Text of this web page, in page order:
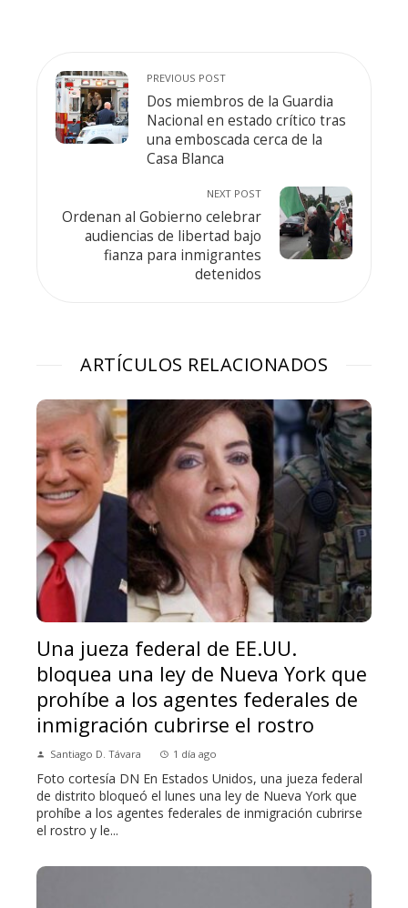
PREVIOUS POST
Dos miembros de la Guardia
Nacional en estado crítico tras
una emboscada cerca de la
Casa Blanca
NEXT POST
Ordenan al Gobierno celebrar
audiencias de libertad bajo
fianza para inmigrantes
detenidos
ARTÍCULOS RELACIONADOS
Una jueza federal de EE.UU.
bloquea una ley de Nueva York que
prohíbe a los agentes federales de
inmigración cubrirse el rostro
Santiago D. Távara 1 día ago
Foto cortesía DN En Estados Unidos, una jueza federal
de distrito bloqueó el lunes una ley de Nueva York que
prohíbe a los agentes federales de inmigración cubrirse
el rostro y le...